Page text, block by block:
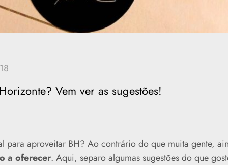
Vem ver as sugestões!
para aproveitar BH? Ao contrário do que muita gente,
a oferecer. Aqui, separo algumas sugestões do que